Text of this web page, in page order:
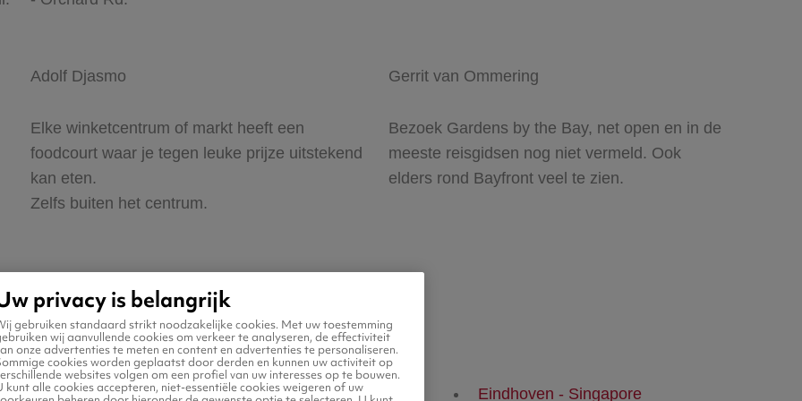
Adolf Djasmo
Elke winketcentrum of markt heeft een
foodcourt waar je tegen leuke prijze uitstekend
kan eten.
Zelfs buiten het centrum.
Gerrit van Ommering
Bezoek Gardens by the Bay, net open en in de
meeste reisgidsen nog niet vermeld. Ook
elders rond Bayfront veel te zien.
Singapore Singapore - Eindhoven Eindhoven - Singapore
privacy is belangrijk
gebruiken standaard strikt noodzakelijke cookies. Met uw toestemming
wij aanvullende cookies om verkeer te analyseren, de effectiviteit
onze advertenties te meten en content en advertenties te personaliseren.
cookies worden geplaatst door derden en kunnen uw activiteit op
websites volgen om een profiel van uw interesses op te bouwen.
kunt alle cookies accepteren, niet-essentiële cookies weigeren of uw